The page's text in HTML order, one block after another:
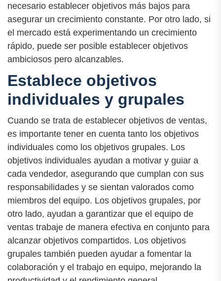
necesario establecer objetivos más bajos para
asegurar un crecimiento constante. Por otro lado, si
el mercado está experimentando un crecimiento
rápido, puede ser posible establecer objetivos
ambiciosos pero alcanzables.
Establece objetivos
individuales y grupales
Cuando se trata de establecer objetivos de ventas,
es importante tener en cuenta tanto los objetivos
individuales como los objetivos grupales. Los
objetivos individuales ayudan a motivar y guiar a
cada vendedor, asegurando que cumplan con sus
responsabilidades y se sientan valorados como
miembros del equipo. Los objetivos grupales, por
otro lado, ayudan a garantizar que el equipo de
ventas trabaje de manera efectiva en conjunto para
alcanzar objetivos compartidos. Los objetivos
grupales también pueden ayudar a fomentar la
colaboración y el trabajo en equipo, mejorando la